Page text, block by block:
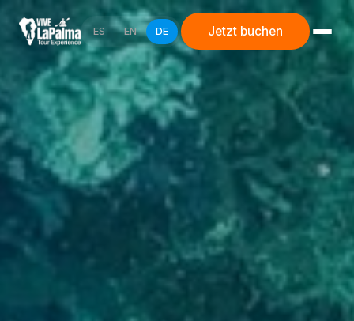
ES EN DE Jetzt buchen